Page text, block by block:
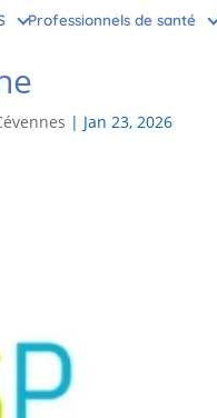
Professionnels de santé
| Jan 23, 2026